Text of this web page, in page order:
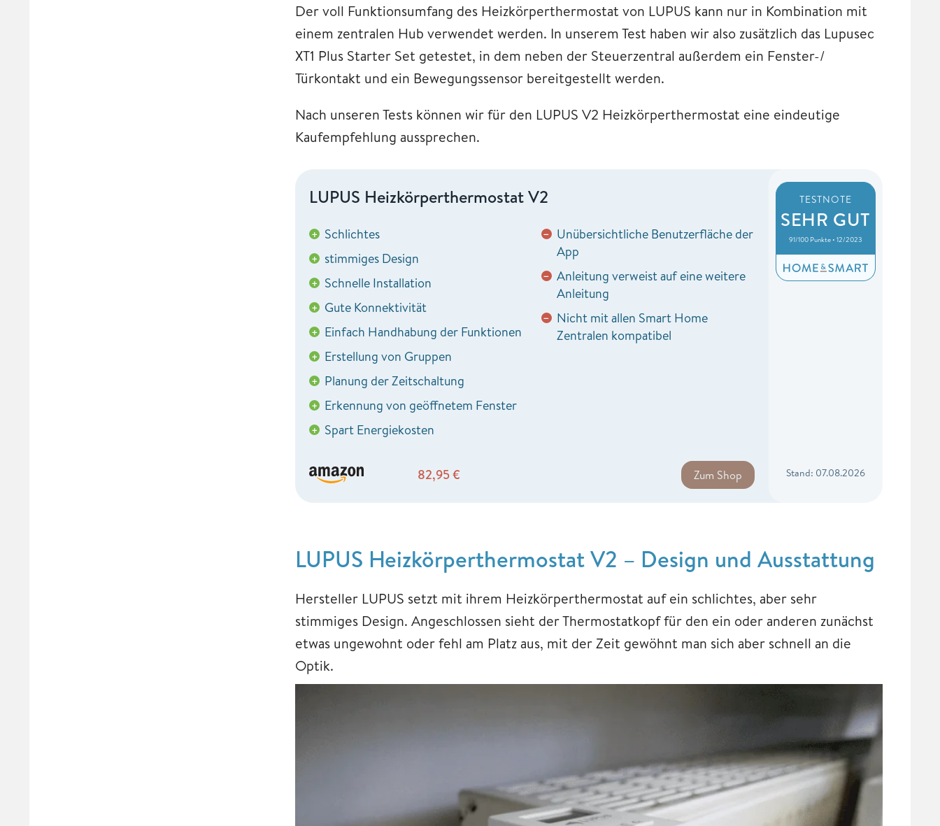
Der voll Funktionsumfang des Heizkörperthermostat von LUPUS kann nur in Kombination mit
einem zentralen Hub verwendet werden. In unserem Test haben wir also zusätzlich das Lupusec
XT1 Plus Starter Set getestet, in dem neben der Steuerzentral außerdem ein Fenster-/
Türkontakt und ein Bewegungssensor bereitgestellt werden.
Nach unseren Tests können wir für den LUPUS V2 Heizkörperthermostat eine eindeutige
Kaufempfehlung aussprechen.
LUPUS Heizkörperthermostat V2
+ Schlichtes
+ stimmiges Design
+ Schnelle Installation
+ Gute Konnektivität
+ Einfach Handhabung der Funktionen
+ Erstellung von Gruppen
+ Planung der Zeitschaltung
+ Erkennung von geöffnetem Fenster
+ Spart Energiekosten
− Unübersichtliche Benutzerfläche der
App
− Anleitung verweist auf eine weitere
Anleitung
− Nicht mit allen Smart Home
Zentralen kompatibel
82,95€ Zum Shop
TESTNOTE
SEHR GUT
91/100 Punkte • 12/2023
Stand: 07.08.2026
LUPUS Heizkörperthermostat V2 – Design und Ausstattung
Hersteller LUPUS setzt mit ihrem Heizkörperthermostat auf ein schlichtes, aber sehr
stimmiges Design. Angeschlossen sieht der Thermostatkopf für den ein oder anderen zunächst
etwas ungewohnt oder fehl am Platz aus, mit der Zeit gewöhnt man sich aber schnell an die
Optik.